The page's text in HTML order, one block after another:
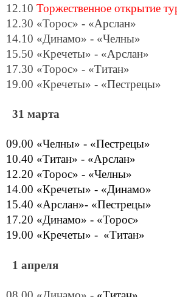
12.10 Торжественное открытие
12.30 «Торос» - «Арслан»
14.10 «Динамо» - «Челны»
15.50 «Кречеты» - «Арслан»
17.30 «Торос» - «Титан»
19.00 «Кречеты» - «Пестрецы»
31 марта
09.00 «Челны» - «Пестрецы»
10.40 «Титан» - «Арслан»
12.20 «Торос» - «Челны»
14.00 «Кречеты» - «Динамо»
15.40 «Арслан»- «Пестрецы»
17.20 «Динамо» - «Торос»
19.00 «Кречеты» - «Титан»
1 апреля